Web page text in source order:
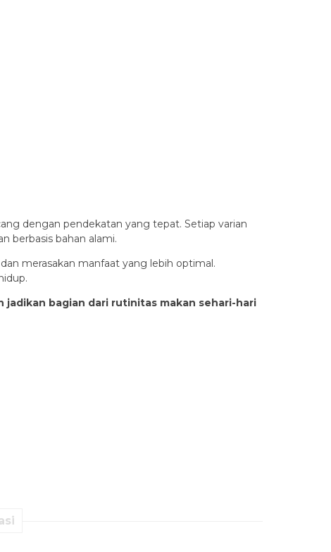
dengan pendekatan yang tepat. Setiap varian
berbasis bahan alami.
merasakan manfaat yang lebih optimal.
jadikan bagian dari rutinitas makan sehari-hari